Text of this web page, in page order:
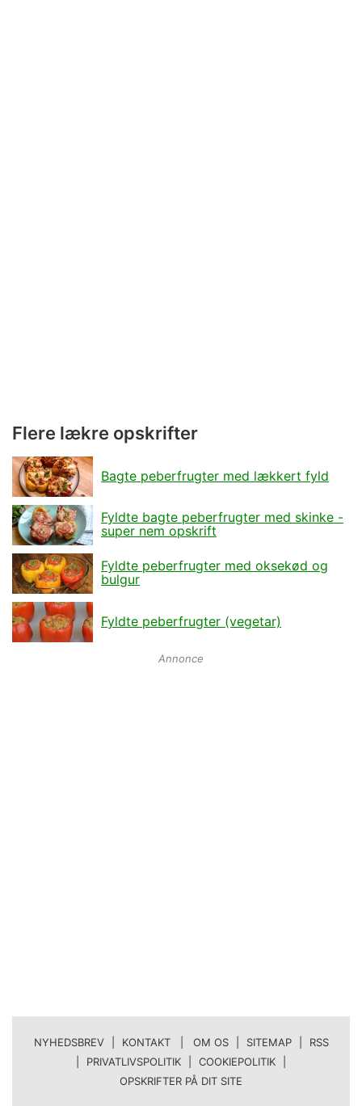
Flere lækre opskrifter
Bagte peberfrugter med lækkert fyld
Fyldte bagte peberfrugter med skinke -
super nem opskrift
Fyldte peberfrugter med oksekød og
bulgur
Fyldte peberfrugter (vegetar)
Annonce
NYHEDSBREV KONTAKT | OM OS SITEMAP
RSS
PRIVATLIVSPOLITIK COOKIEPOLITIK
OPSKRIFTER PÅ DIT SITE